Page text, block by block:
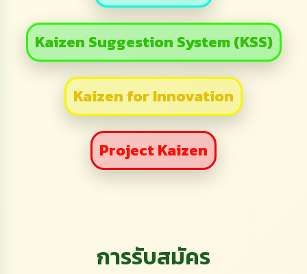
Kaizen Suggestion System (KSS)
Kaizen for Innovation
Project Kaizen
การรับสมัคร